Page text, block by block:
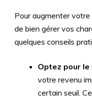
Pour augmenter
de bien gérer vos
quelques conseils
Optez pour
votre revenu
certain seuil.